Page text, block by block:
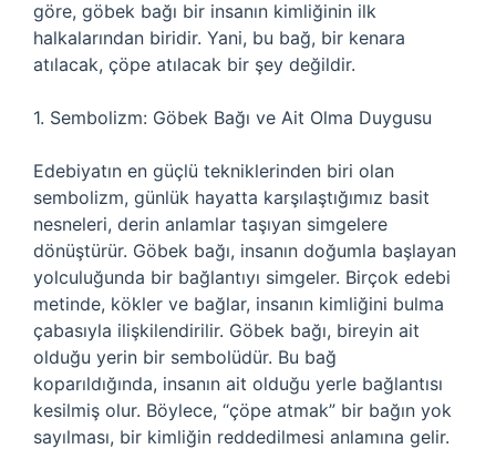
göre, göbek bağı bir insanın kimliğinin ilk
halkalarından biridir. Yani, bu bağ, bir kenara
atılacak, çöpe atılacak bir şey değildir.
1. Sembolizm: Göbek Bağı ve Ait Olma Duygusu
Edebiyatın en güçlü tekniklerinden biri olan
sembolizm, günlük hayatta karşılaştığımız basit
nesneleri, derin anlamlar taşıyan simgelere
dönüştürür. Göbek bağı, insanın doğumla başlayan
yolculuğunda bir bağlantıyı simgeler. Birçok edebi
metinde, kökler ve bağlar, insanın kimliğini bulma
çabasıyla ilişkilendirilir. Göbek bağı, bireyin ait
olduğu yerin bir sembolüdür. Bu bağ
koparıldığında, insanın ait olduğu yerle bağlantısı
kesilmiş olur. Böylece, “çöpe atmak” bir bağın yok
sayılması, bir kimliğin reddedilmesi anlamına gelir.